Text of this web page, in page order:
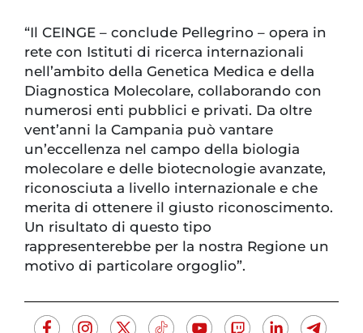
“Il CEINGE – conclude Pellegrino – opera in
rete con Istituti di ricerca internazionali
nell’ambito della Genetica Medica e della
Diagnostica Molecolare, collaborando con
numerosi enti pubblici e privati. Da oltre
vent’anni la Campania può vantare
un’eccellenza nel campo della biologia
molecolare e delle biotecnologie avanzate,
riconosciuta a livello internazionale e che
merita di ottenere il giusto riconoscimento.
Un risultato di questo tipo
rappresenterebbe per la nostra Regione un
motivo di particolare orgoglio”.